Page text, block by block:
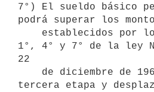
7°) El sueldo básico
podrá superar los
1°, 4° y 7° de la ley
22
tercera etapa y